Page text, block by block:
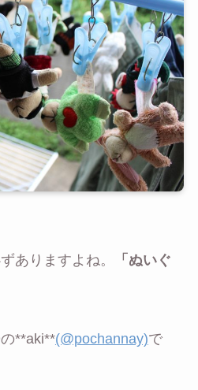
ありますよね。
「ぬいぐ
**aki**(@pochannay)で